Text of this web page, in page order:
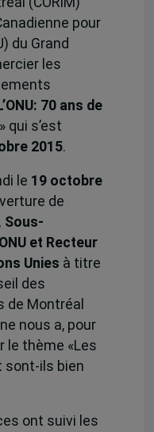
pour
du Grand
les
70 ans de
» qui s’est
2015.
le 19 octobre
de
Sous-
et Recteur
Unies à titre
des
de Montréal
nous a, pour
le thème «Les
sont-ils bien
ont suivi les